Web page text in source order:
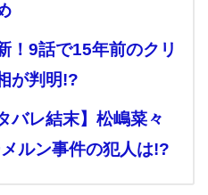
！9話で15年前のクリ
が判明!?
バレ結末】松嶋菜々
ルン事件の犯人は!?